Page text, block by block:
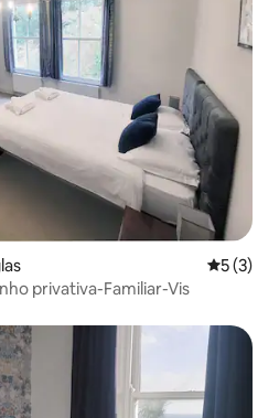
5 (3)
privativa-Familiar-Vis